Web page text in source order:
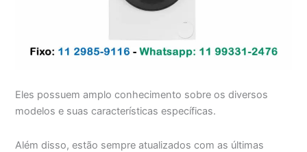
Eles possuem amplo conhecimento sobre os diversos
modelos e suas características específicas.
Além disso, estão sempre atualizados com as últimas